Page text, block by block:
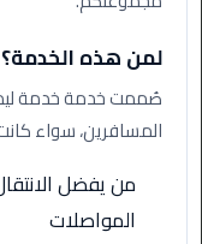
ليموزين
اسكندرية
ليموزين
العرب
لمن هذه الخدمة؟
صُممت خدمة خدمة
المسافرين، سواء
من يفضل
المواصلات